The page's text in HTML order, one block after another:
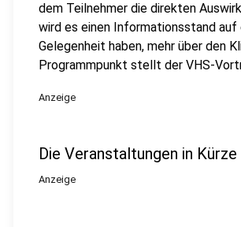
dem Teilnehmer die direkten
wird es einen Informationsstand
Gelegenheit haben, mehr über den
Programmpunkt stellt der VHS-
Anzeige
Die Veranstaltungen in Kürze
Anzeige